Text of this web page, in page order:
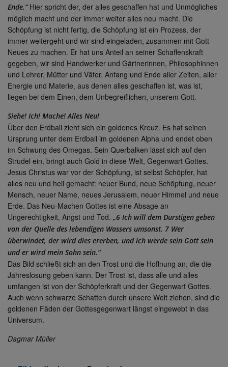
Ende.“Hier spricht der, der alles geschaffen hat und Unmögliches
möglich macht und der immer weiter alles neu macht. Die
Schöpfung ist nicht fertig, die Schöpfung ist ein Prozess, der
immer weitergeht und wir sind eingeladen, zusammen mit Gott
Neues zu machen. Er hat uns Anteil an seiner Schaffenskraft
gegeben, wir sind Handwerker und Gärtnerinnen, Philosophinnen
und Lehrer, Mütter und Väter. Anfang und Ende aller Zeiten, aller
Energie und Materie, aus denen alles geschaffen ist, was ist,
liegen bei dem Einen, dem Unbegreiflichen, unserem Gott.
Siehe! Ich! Mache! Alles Neu!
Über den Erdball zieht sich ein goldenes Kreuz. Es hat seinen
Ursprung unter dem Erdball im goldenen Alpha und endet oben
im Schwung des Omegas. Sein Querbalken lässt sich auf den
Strudel ein, bringt auch Gold in diese Welt, Gegenwart Gottes.
Jesus Christus war vor der Schöpfung, ist selbst Schöpfer, hat
alles neu und heil gemacht: neuer Bund, neue Schöpfung, neuer
Mensch, neuer Name, neues Jerusalem, neuer Himmel und neue
Erde. Das Neu-Machen Gottes ist eine Absage an
Ungerechtigkeit, Angst und Tod. „6 Ich will dem Durstigen geben
von der Quelle des lebendigen Wassers umsonst. 7 Wer
überwindet, der wird dies ererben, und ich werde sein Gott sein
und er wird mein Sohn sein.“
Das Bild schließt sich an den Trost und die Hoffnung an, die die
Jahreslosung geben kann. Der Trost ist, dass alle und alles
umfangen ist von der Schöpferkraft und der Gegenwart Gottes.
Auch wenn schwarze Schatten durch unsere Welt ziehen, sind die
goldenen Fäden der Gottesgegenwart längst eingewebt in das
Universum.
Dagmar Müller